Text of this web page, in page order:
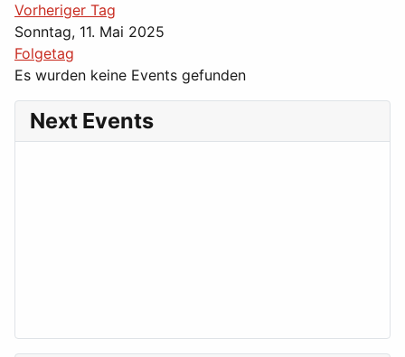
Vorheriger Tag
Sonntag, 11. Mai 2025
Folgetag
Es wurden keine Events gefunden
Next Events